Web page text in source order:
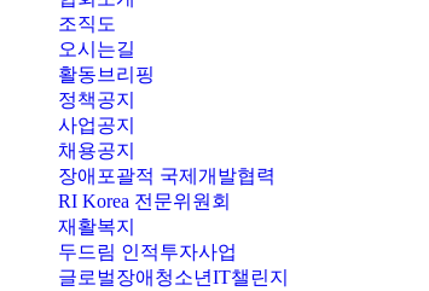
조직도
오시는길
활동브리핑
정책공지
사업공지
채용공지
장애포괄적 국제개발협력
RI Korea 전문위원회
재활복지
두드림 인적투자사업
글로벌장애청소년IT챌린지